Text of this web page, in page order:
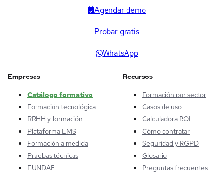
Agendar demo
Probar gratis
WhatsApp
Empresas
Catálogo formativo
Formación tecnológica
RRHH y formación
Plataforma LMS
Formación a medida
Pruebas técnicas
FUNDAE
Recursos
Formación por sector
Casos de uso
Calculadora ROI
Cómo contratar
Seguridad y RGPD
Glosario
Preguntas frecuentes